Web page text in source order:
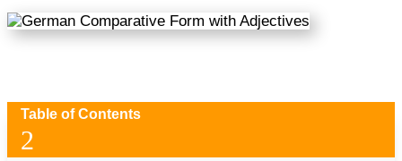
Table of Contents
2